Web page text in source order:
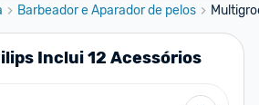
Barbeador e Aparador de pelos
Inclui 12 Acessórios